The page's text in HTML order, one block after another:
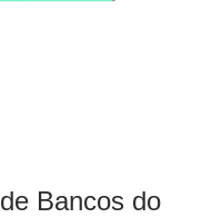
Bancos do